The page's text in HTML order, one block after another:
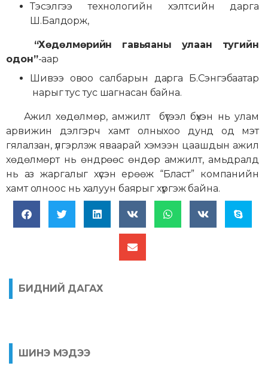
Тэсэлгээ технологийн хэлтсийн дарга
Ш.Балдорж,
“Хөдөлмөрийн гавьяаны улаан тугийн
одон”-аар
Шивээ овоо салбарын дарга Б.Сэнгэбаатар
нарыг тус тус шагнасан байна.
Ажил хөдөлмөр, амжилт бүтээл бүхэн нь улам
арвижин дэлгэрч хамт олныхоо дунд од мэт
гялалзан, үлгэрлэж яваарай хэмээн цаашдын ажил
хөдөлмөрт нь өндрөөс өндөр амжилт, амьдралд
нь аз жаргалыг хүсэн ерөөж “Бласт” компанийн
хамт олноос нь халуун баярыг хүргэж байна.
БИДНИЙ ДАГАХ
ШИНЭ МЭДЭЭ